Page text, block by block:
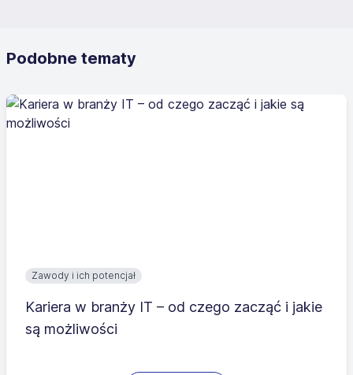
Podobne tematy
Zawody i ich potencjał
Kariera w branży IT – od czego zacząć i jakie
są możliwości